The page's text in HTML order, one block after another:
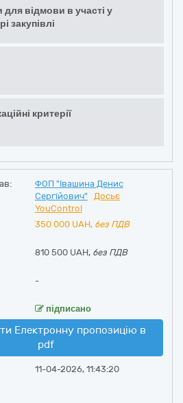
для відмови в участі у
закупівлі
критерії
ФОП "Івашина Денис
Сергійович"
Досьє
YouControl
350 000 UAH, без ПДВ
810 500 UAH, без ПДВ
-
підписано
Електронну пропозицію в
pdf
11-04-2026, 11:43:20